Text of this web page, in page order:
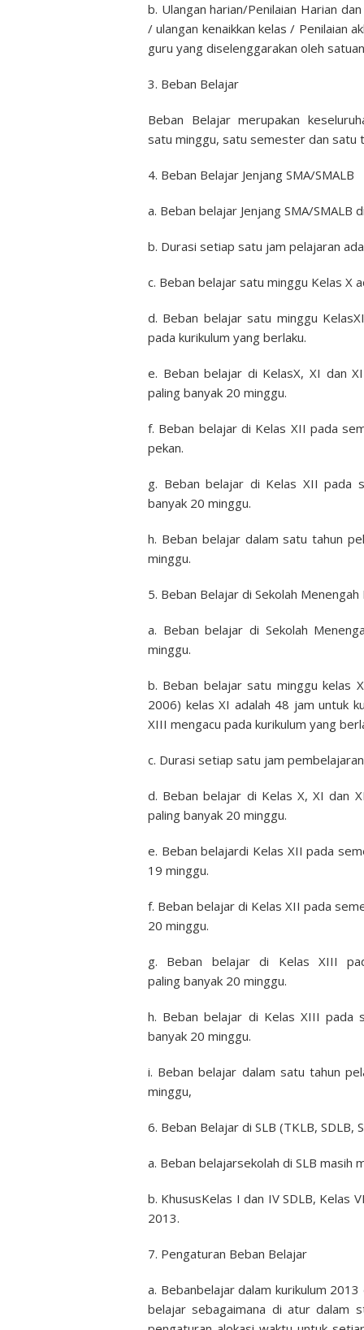
b. Ulangan harian/Penilaian Harian
/ ulangan kenaikkan kelas / Penilaian
guru yang diselenggarakan oleh
3. Beban Belajar
Beban Belajar merupakan
satu minggu, satu semester dan satu
4. Beban Belajar Jenjang SMA/SMALB
a. Beban belajar Jenjang SMA/
b. Durasi setiap satu jam pelajaran
c. Beban belajar satu minggu Kelas X
d. Beban belajar satu minggu
pada kurikulum yang berlaku.
e. Beban belajar di KelasX, XI dan
paling banyak 20 minggu.
f. Beban belajar di Kelas XII pada
pekan.
g. Beban belajar di Kelas XII pada
banyak 20 minggu.
h. Beban belajar dalam satu tahun
minggu.
5. Beban Belajar di Sekolah Menengah
a. Beban belajar di Sekolah
minggu.
b. Beban belajar satu minggu kelas
2006) kelas XI adalah 48 jam untuk
XIII mengacu pada kurikulum yang
c. Durasi setiap satu jam
d. Beban belajar di Kelas X, XI dan
paling banyak 20 minggu.
e. Beban belajardi Kelas XII pada
19 minggu.
f. Beban belajar di Kelas XII pada
20 minggu.
g. Beban belajar di Kelas XIII
paling banyak 20 minggu.
h. Beban belajar di Kelas XIII pada
banyak 20 minggu.
i. Beban belajar dalam satu tahun
minggu,
6. Beban Belajar di SLB (TKLB, SDLB,
a. Beban belajarsekolah di SLB masih
b. KhususKelas I dan IV SDLB, Kelas
2013.
7. Pengaturan Beban Belajar
a. Bebanbelajar dalam kurikulum
belajar sebagaimana di atur dalam